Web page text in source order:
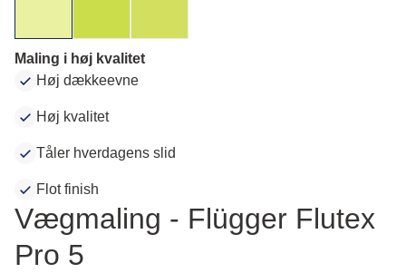
Maling i høj kvalitet
Høj dækkeevne
Høj kvalitet
Tåler hverdagens slid
Flot finish
Vægmaling - Flügger Flutex
Pro 5